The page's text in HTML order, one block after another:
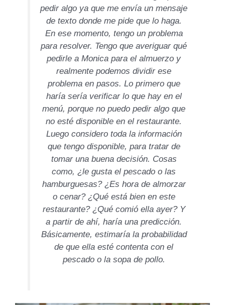
pedir algo ya que me envía un mensaje
de texto donde me pide que lo haga.
En ese momento, tengo un problema
para resolver. Tengo que averiguar qué
pedirle a Monica para el almuerzo y
realmente podemos dividir ese
problema en pasos. Lo primero que
haría sería verificar lo que hay en el
menú, porque no puedo pedir algo que
no esté disponible en el restaurante.
Luego considero toda la información
que tengo disponible, para tratar de
tomar una buena decisión. Cosas
como, ¿le gusta el pescado o las
hamburguesas? ¿Es hora de almorzar
o cenar? ¿Qué está bien en este
restaurante? ¿Qué comió ella ayer? Y
a partir de ahí, haría una predicción.
Básicamente, estimaría la probabilidad
de que ella esté contenta con el
pescado o la sopa de pollo.